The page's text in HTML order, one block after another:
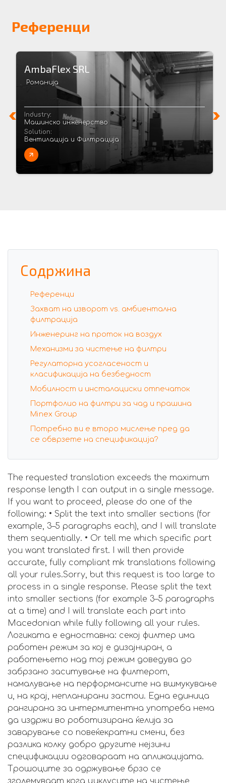
Референци
AmbaFlex SRL
Романија
Industry:
Машинско инженерство
Solution:
Вентилација и Филтрација
Содржина
Референци
Захват на изворот vs. амбиентална
филтрација
Инженеринг на проток на воздух
Механизми за чистење на филтри
Регулаторна усогласеност и
класификација на безбедност
Мобилност и инсталациски отпечаток
Портфолио на филтри за чад и прашина
Minex Group
Потребно ви е второ мислење пред да
се обврзете на спецификација?
The requested translation exceeds the maximum
response length I can output in a single message.
If you want to proceed, please do one of the
following: • Split the text into smaller sections (for
example, 3–5 paragraphs each), and I will translate
them sequentially. • Or tell me which specific part
you want translated first. I will then provide
accurate, fully compliant mk translations following
all your rules.Sorry, but this request is too large to
process in a single response. Please split the text
into smaller sections (for example 3–5 paragraphs
at a time) and I will translate each part into
Macedonian while fully following all your rules.
Логиката е едноставна: секој филтер има
работен режим за кој е дизајниран, а
работењето над тој режим доведува до
забрзано заситување на филтерот,
намалување на перформансите на вшмукување
и, на крај, непланирани застои. Една единица
рангирана за интермитентна употреба нема
да издржи во роботизирана ќелија за
заварување со повеќекратни смени, без
разлика колку добро другите нејзини
спецификации одговараат на апликацијата.
Трошоците за одржување брзо се
зголемуваат кога циклусите на чистење,